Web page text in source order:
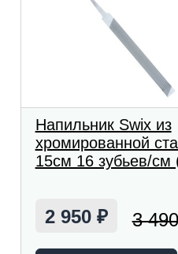
Напильник Swix из
хромированной
15см 16 зубьев/см
2 950 ₽ 3